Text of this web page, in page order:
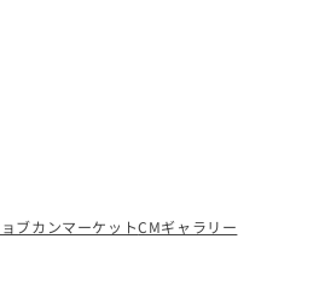
ブカンマーケットCMギャラリー